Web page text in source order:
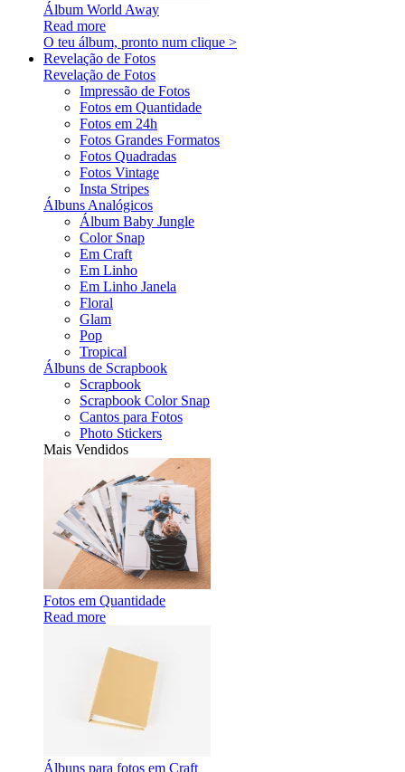
Álbum World Away
Read more
O teu álbum, pronto num clique >
Revelação de Fotos
Revelação de Fotos
Impressão de Fotos
Fotos em Quantidade
Fotos em 24h
Fotos Grandes Formatos
Fotos Quadradas
Fotos Vintage
Insta Stripes
Álbuns Analógicos
Álbum Baby Jungle
Color Snap
Em Craft
Em Linho
Em Linho Janela
Floral
Glam
Pop
Tropical
Álbuns de Scrapbook
Scrapbook
Scrapbook Color Snap
Cantos para Fotos
Photo Stickers
Mais Vendidos
Fotos em Quantidade
Read more
Álbuns para fotos em Craft